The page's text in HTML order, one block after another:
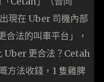
現在 Uber 司機內部
合法的叫車平台」，
Uber 更合法？Cetah
方法收錢，1 隻雞脾